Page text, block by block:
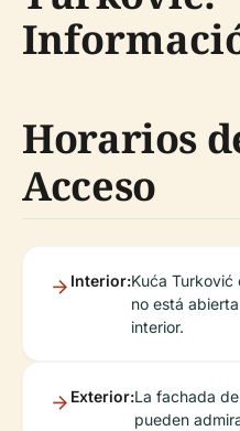
Horarios
Acceso
Interior:Kuća Turković
no está
interior.
Exterior:La fachada
pueden